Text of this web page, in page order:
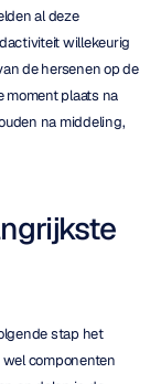
al deze
willekeurig
de hersenen op de
plaats na
na middeling,
stap het
componenten